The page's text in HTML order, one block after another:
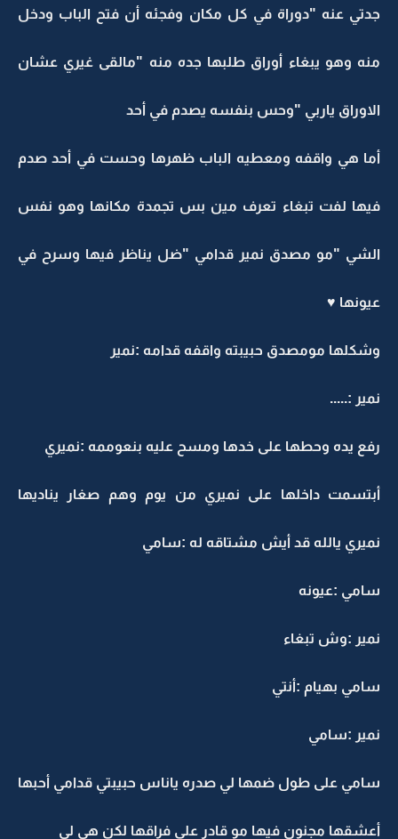
جدتي عنه "دوراة في كل مكان وفجئه أن فتح الباب ودخل
منه وهو يبغاء أوراق طلبها جده منه "مالقى غيري عشان
الاوراق ياربي "وحس بنفسه يصدم في أحد
أما هي واقفه ومعطيه الباب ظهرها وحست في أحد صدم
فيها لفت تبغاء تعرف مين بس تجمدة مكانها وهو نفس
الشي "مو مصدق نمير قدامي "ضل يناظر فيها وسرح في
عيونها ♥
وشكلها مومصدق حبيبته واقفه قدامه :نمير
نمير :.....
رفع يده وحطها على خدها ومسح عليه بنعوممه :نميري
أبتسمت داخلها على نميري من يوم وهم صغار يناديها
نميري يالله قد أيش مشتاقه له :سامي
سامي :عيونه
نمير :وش تبغاء
سامي بهيام :أنتي
نمير :سامي
سامي على طول ضمها لي صدره ياناس حبيبتي قدامي أحبها
أعشقها مجنون فيها مو قادر على فراقها لكن هي لي